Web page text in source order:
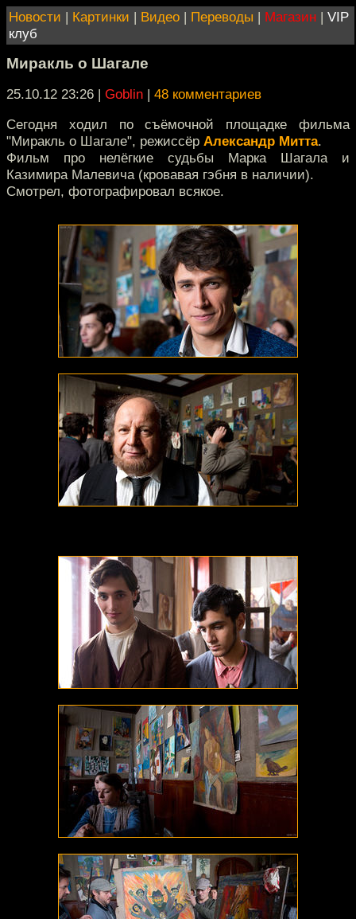
Новости | Картинки | Видео | Переводы | Магазин | VIP
клуб
Миракль о Шагале
25.10.12 23:26 | Goblin | 48 комментариев
Сегодня ходил по съёмочной площадке фильма
"Миракль о Шагале", режиссёр Александр Митта.
Фильм про нелёгкие судьбы Марка Шагала и
Казимира Малевича (кровавая гэбня в наличии).
Смотрел, фотографировал всякое.